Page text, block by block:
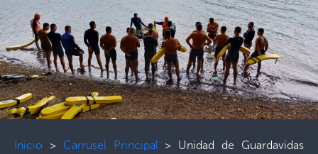
Inicio > Carrusel Principal > Unidad de Guardavidas